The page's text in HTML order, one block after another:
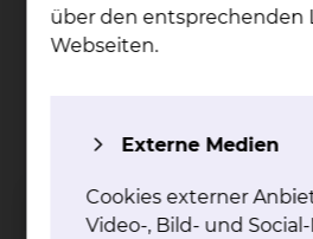
Gynäkologisches
Celler Straße 38, 38114
Per E-Mail kontaktieren
über den entsprechenden
Webseiten.
Externe Medien
Cookies externer
Video-, Bild- und